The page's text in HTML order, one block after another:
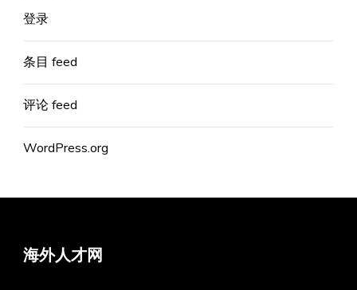
登录
条目 feed
评论 feed
WordPress.org
海外人才网